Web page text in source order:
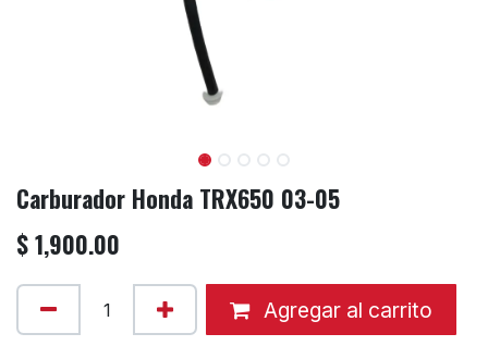
Carburador Honda TRX650 03-05
$1,900.00
Agregar al carrito